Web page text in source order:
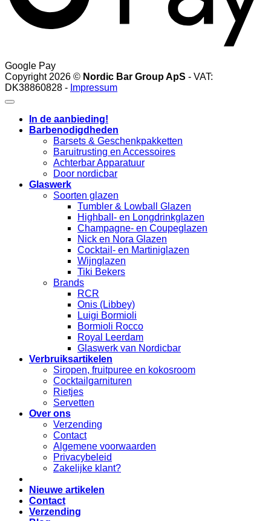
Google Pay
Copyright 2026 © Nordic Bar Group ApS - VAT:
DK38860828 - Impressum
In de aanbieding!
Barbenodigdheden
Barsets & Geschenkpakketten
Baruitrusting en Accessoires
Achterbar Apparatuur
Door nordicbar
Glaswerk
Soorten glazen
Tumbler & Lowball Glazen
Highball- en Longdrinkglazen
Champagne- en Coupeglazen
Nick en Nora Glazen
Cocktail- en Martiniglazen
Wijnglazen
Tiki Bekers
Brands
RCR
Onis (Libbey)
Luigi Bormioli
Bormioli Rocco
Royal Leerdam
Glaswerk van Nordicbar
Verbruiksartikelen
Siropen, fruitpuree en kokosroom
Cocktailgarnituren
Rietjes
Servetten
Over ons
Verzending
Contact
Algemene voorwaarden
Privacybeleid
Zakelijke klant?
Nieuwe artikelen
Contact
Verzending